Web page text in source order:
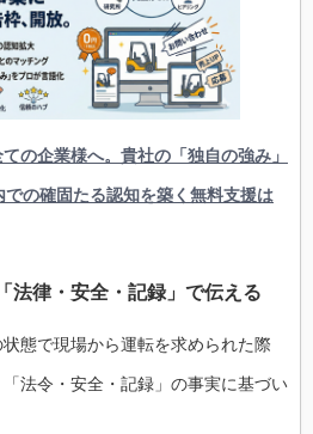
の企業様へ。貴社の「独自の強み」
の確固たる認知を築く無料支援は
法律・安全・記録」で伝える
態で現場から運転を求められた際
法令・安全・記録」の事実に基づい